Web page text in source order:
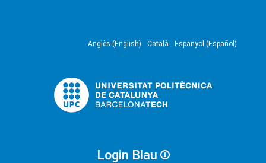
Anglès (English) Català Espanyol (Español)
Login Blau